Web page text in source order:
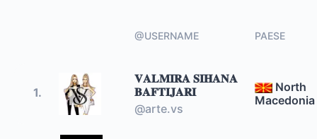
@USERNAME PAESE
1.
𝐕𝐀𝐋𝐌𝐈𝐑𝐀 𝐒𝐈𝐇𝐀𝐍𝐀
𝐁𝐀𝐅𝐓𝐈𝐉𝐀𝐑𝐈
@arte.vs
North
Macedonia